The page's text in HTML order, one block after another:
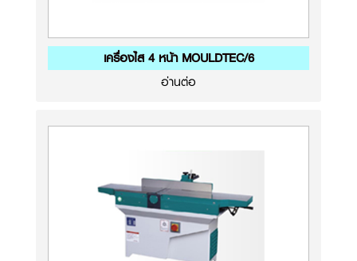
เครื่องไส 4 หน้า MOULDTEC/6
อ่านต่อ